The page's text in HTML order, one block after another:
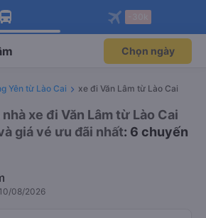
app Vexere ngay!
ưu đãi thành viên độc
Mở app
app Vexere
ghế khi đặt vé máy bay qua
Mở app
Chọn ngày
Yên từ Lào Cai xe đi Văn Lâm từ Lào Cai
xe đi Văn Lâm từ Lào Cai
giá vé ưu đãi nhất: 6 chuyến
08/2026